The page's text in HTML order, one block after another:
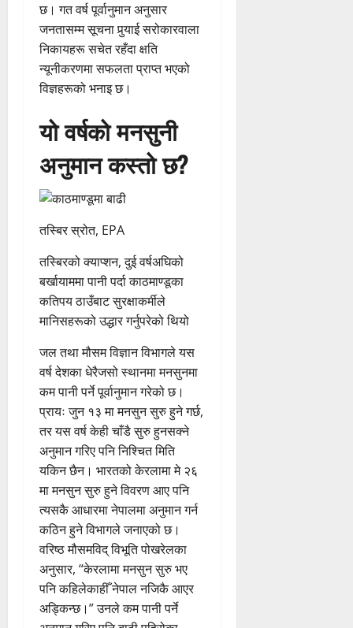
छ। गत वर्ष पूर्वानुमान अनुसार
जनतासम्म सूचना पुर्‍याई सरोकारवाला
निकायहरू सचेत रहँदा क्षति
न्यूनीकरणमा सफलता प्राप्त भएको
विज्ञहरूको भनाइ छ।
यो वर्षको मनसुनी
अनुमान कस्तो छ?
तस्बिर स्रोत, EPA
तस्बिरको क्याप्शन, दुई वर्षअघिको
बर्खायाममा पानी पर्दा काठमाण्डूका
कतिपय ठाउँबाट सुरक्षाकर्मीले
मानिसहरूको उद्धार गर्नुपरेको थियो
जल तथा मौसम विज्ञान विभागले यस
वर्ष देशका धेरैजसो स्थानमा मनसुनमा
कम पानी पर्ने पूर्वानुमान गरेको छ।
प्रायः जुन १३ मा मनसुन सुरु हुने गर्छ,
तर यस वर्ष केही चाँडै सुरु हुनसक्ने
अनुमान गरिए पनि निश्चित मिति
यकिन छैन। भारतको केरलामा मे २६
मा मनसुन सुरु हुने विवरण आए पनि
त्यसकै आधारमा नेपालमा अनुमान गर्न
कठिन हुने विभागले जनाएको छ।
वरिष्ठ मौसमविद् विभूति पोखरेलका
अनुसार, “केरलामा मनसुन सुरु भए
पनि कहिलेकाहीँ नेपाल नजिकै आएर
अड्किन्छ।” उनले कम पानी पर्ने